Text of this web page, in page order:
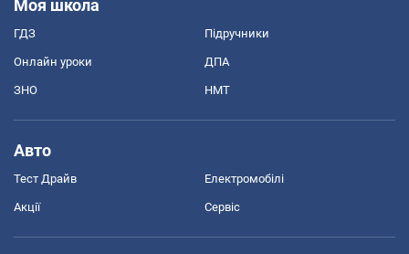
Моя школа
ГДЗ Підручники
Онлайн уроки ДПА
ЗНО НМТ
Авто
Тест Драйв Електромобілі
Акції Сервіс